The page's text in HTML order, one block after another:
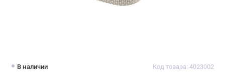
В наличии Код товара: 4023002